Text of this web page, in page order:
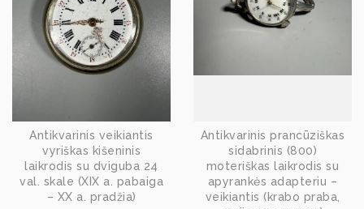
Antikvarinis veikiantis
vyriškas kišeninis
laikrodis su dviguba 24
val. skale (XIX a. pabaiga
– XX a. pradžia)
Antikvarinis prancūziškas
sidabrinis (800)
moteriškas laikrodis su
apyrankės adapteriu –
veikiantis (krabo praba,